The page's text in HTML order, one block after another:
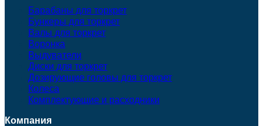
Барабаны для торкрет
Бункеры для торкрет
Валы для торкрет
Воронка
Выдуватели
Диски для торкрет
Дозирующие головы для торкрет
Колеса
Комплектующие и расходники
Компания